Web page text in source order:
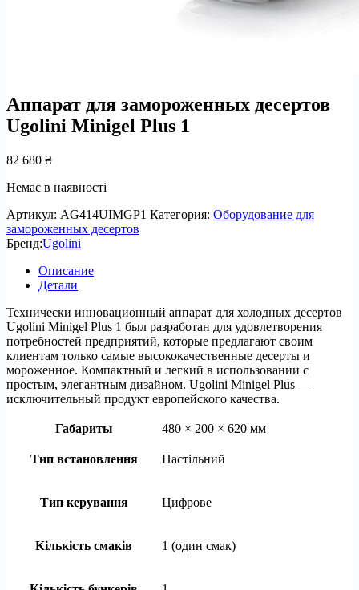
Аппарат для замороженных десертов
Ugolini Minigel Plus 1
82 680 ₴
Немає в наявності
Артикул: AG414UIMGP1 Категория: Оборудование для
замороженных десертов
Бренд:Ugolini
Описание
Детали
Технически инновационный аппарат для холодных десертов
Ugolini Minigel Plus 1 был разработан для удовлетворения
потребностей предприятий, которые предлагают своим
клиентам только самые высококачественные десерты и
мороженное. Компактный и легкий в использовании с
простым, элегантным дизайном. Ugolini Minigel Plus —
исключительный продукт европейского качества.
Габариты 480 × 200 × 620 мм
Тип встановлення Настільний
Тип керування Цифрове
Кількість смаків 1 (один смак)